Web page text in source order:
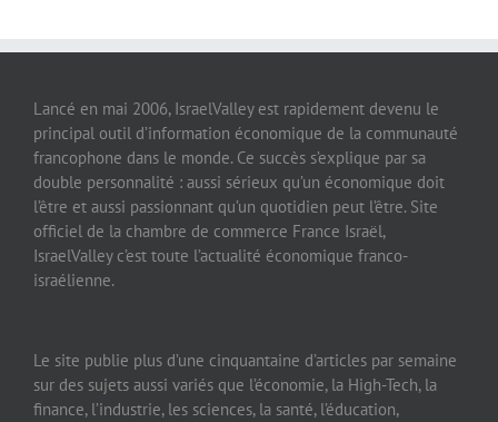
Lancé en mai 2006, IsraelValley est rapidement devenu le
principal outil d’information économique de la communauté
francophone dans le monde. Ce succès s’explique par sa
double personnalité : aussi sérieux qu’un économique doit
l’être et aussi passionnant qu’un quotidien peut l’être. Site
officiel de la chambre de commerce France Israël,
IsraelValley c’est toute l’actualité économique franco-
israélienne.
Le site publie plus d’une cinquantaine d’articles par semaine
sur des sujets aussi variés que l’économie, la High-Tech, la
finance, l’industrie, les sciences, la santé, l’éducation,